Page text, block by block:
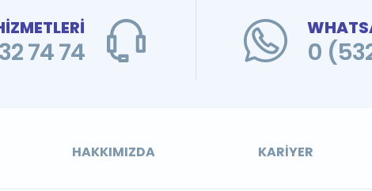
74 74 0
HAKKIMIZDA KARIYER